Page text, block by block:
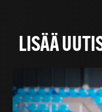
LISÄÄ